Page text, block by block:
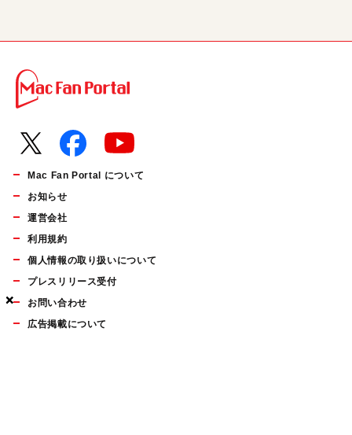
×
×
×
Mac Fan Portal について
お知らせ
運営会社
利用規約
個人情報の取り扱いについて
プレスリリース受付
お問い合わせ
広告掲載について